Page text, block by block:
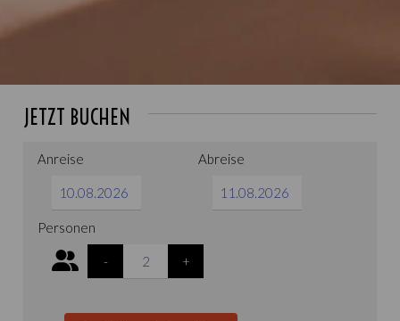
JETZT BUCHEN
Anreise Abreise
Personen
- +